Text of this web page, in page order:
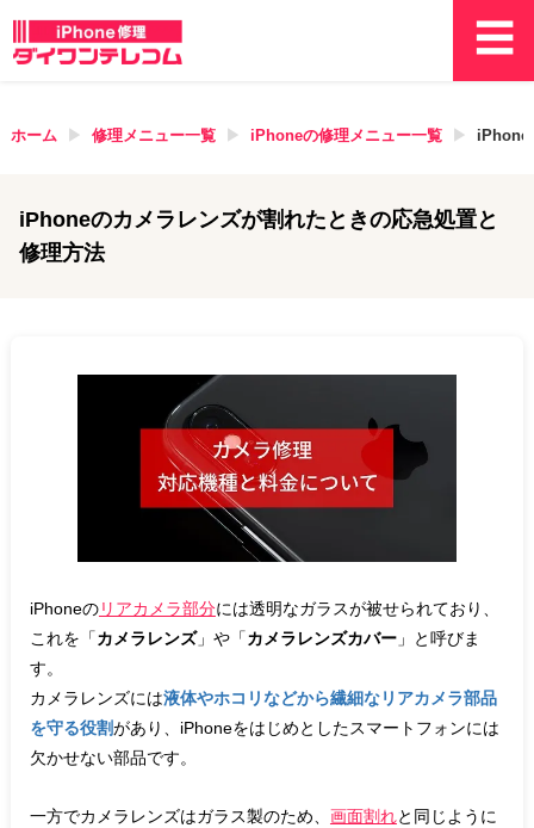
ホーム 修理メニュー一覧 iPhoneの修理メニュー一覧 iPhone
iPhoneのカメラレンズが割れたときの応急処置と
修理方法
iPhoneのリアカメラ部分には透明なガラスが被せられており、
これを「カメラレンズ」や「カメラレンズカバー」と呼びま
す。
カメラレンズには液体やホコリなどから繊細なリアカメラ部品
を守る役割があり、iPhoneをはじめとしたスマートフォンには
欠かせない部品です。
一方でカメラレンズはガラス製のため、 画面割れと同じように